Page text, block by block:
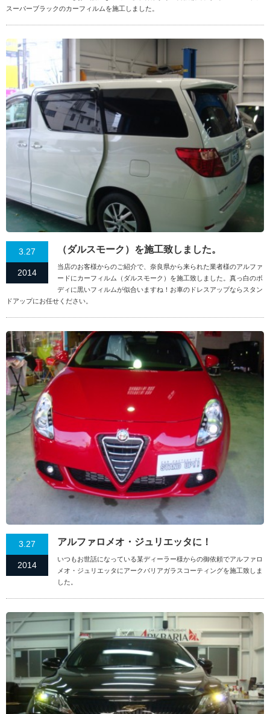
スーパーブラックのカーフィルムを施工しました。
3.27
2014
（ダルスモーク）を施工致しました。
当店のお客様からのご紹介で、奈良県から来られた業者様のアルファ
ードにカーフィルム（ダルスモーク）を施工致しました。真っ白のボ
ディに黒いフィルムが似合いますね！お車のドレスアップならスタン
ドアップにお任せください。
3.27
2014
アルファロメオ・ジュリエッタに！
いつもお世話になっている某ディーラー様からの御依頼でアルファロ
メオ・ジュリエッタにアークバリアガラスコーティングを施工致しま
した。